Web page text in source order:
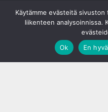
Käytämme evästeitä
liikenteen analysoinnissa.
Ok
En